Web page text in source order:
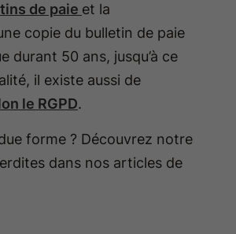
de paie et la
copie du bulletin de paie
durant 50 ans, jusqu’à ce
il existe aussi de
le RGPD.
forme ? Découvrez notre
dans nos articles de